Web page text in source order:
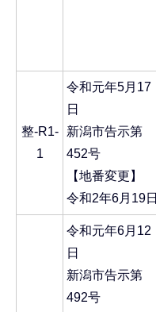
整-R1-
1
令和元年5月17
日
新潟市告示第
452号
【地番変更】
令和2年6月19日
令和元年6月12
日
新潟市告示第
492号